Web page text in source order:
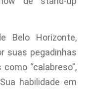
Belo Horizonte,
suas pegadinhas
“calabreso”,
habilidade em